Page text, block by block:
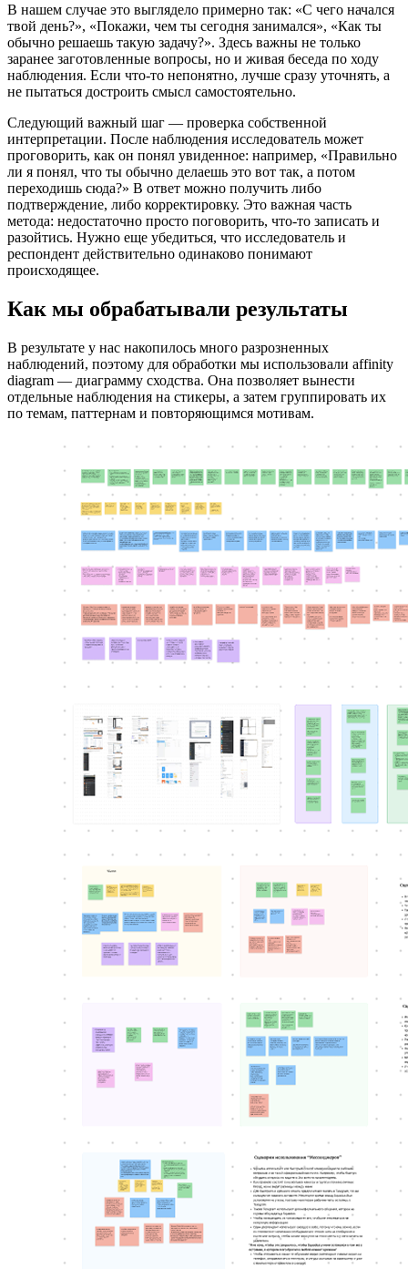
В нашем случае это выглядело примерно так: «С чего начался
твой день?», «Покажи, чем ты сегодня занимался», «Как ты
обычно решаешь такую задачу?». Здесь важны не только
заранее заготовленные вопросы, но и живая беседа по ходу
наблюдения. Если что-то непонятно, лучше сразу уточнять, а
не пытаться достроить смысл самостоятельно.
Следующий важный шаг — проверка собственной
интерпретации. После наблюдения исследователь может
проговорить, как он понял увиденное: например, «Правильно
ли я понял, что ты обычно делаешь это вот так, а потом
переходишь сюда?» В ответ можно получить либо
подтверждение, либо корректировку. Это важная часть
метода: недостаточно просто поговорить, что-то записать и
разойтись. Нужно еще убедиться, что исследователь и
респондент действительно одинаково понимают
происходящее.
Как мы обрабатывали результаты
В результате у нас накопилось много разрозненных
наблюдений, поэтому для обработки мы использовали affinity
diagram — диаграмму сходства. Она позволяет вынести
отдельные наблюдения на стикеры, а затем группировать их
по темам, паттернам и повторяющимся мотивам.